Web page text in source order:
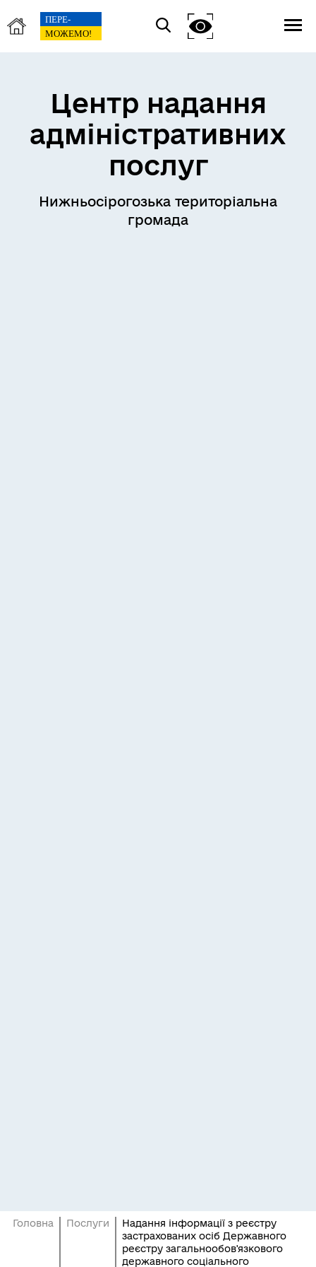
Центр надання
адміністративних
послуг
Нижньосірогозька територіальна
громада
Головна Послуги
Надання інформації з реєстру
застрахованих осіб Державного
реєстру загальнообов'язкового
державного соціального